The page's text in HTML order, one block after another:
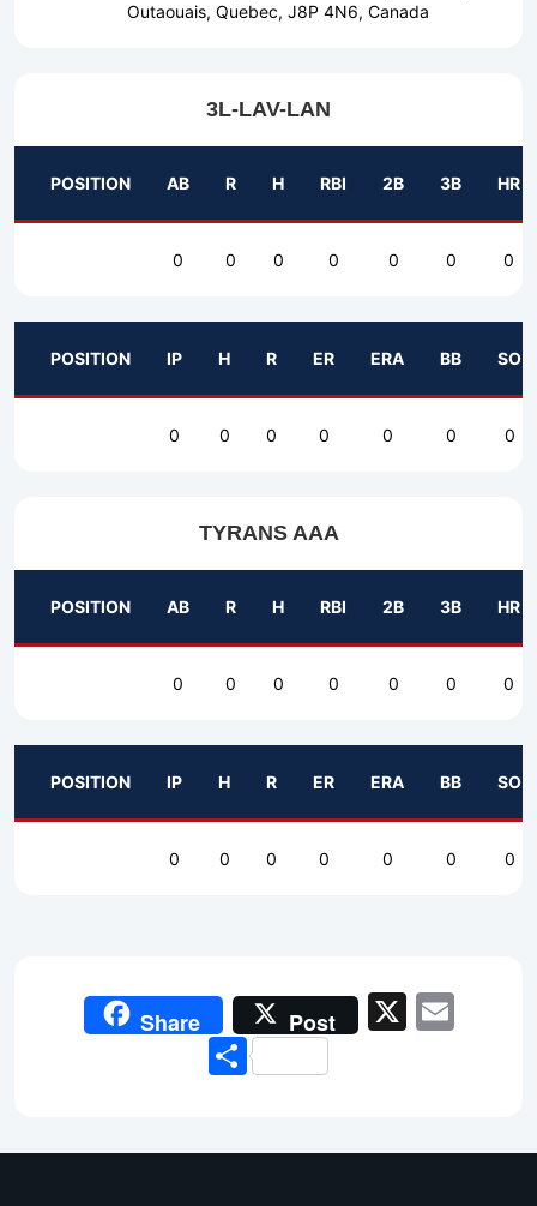
Outaouais, Quebec, J8P 4N6, Canada
3L-LAV-LAN
POSITION AB R H RBI 2B 3B HR
0 0 0 0 0 0 0
POSITION IP H R ER ERA BB SO
0 0 0 0 0 0 0
TYRANS AAA
POSITION AB R H RBI 2B 3B HR
0 0 0 0 0 0 0
POSITION IP H R ER ERA BB SO
0 0 0 0 0 0 0
Share Post X
Share